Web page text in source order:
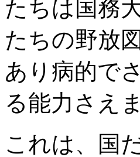
たちは国務
たちの野放
あり病的で
る能力さえ
これは、国